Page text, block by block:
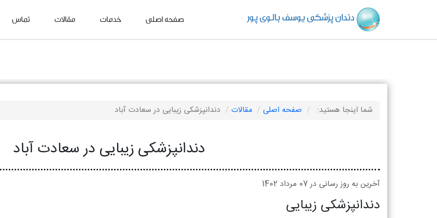
دندان پزشکی یوسف بالوی پور صفحه اصلی خدمات مقالات تماس
شما اینجا هستید: صفحه اصلی مقالات دندانپزشکی زیبایی در سعادت آباد
دندانپزشکی زیبایی در سعادت آباد
آخرین به روز رسانی در 07 مرداد 1402
دندانپزشکی زیبایی